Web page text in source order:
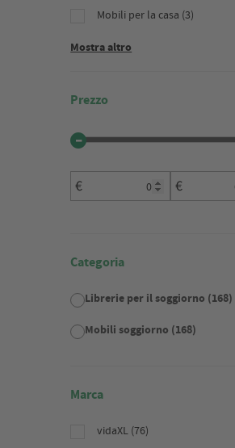
Mobili per la casa (3)
Mostra altro
Prezzo
€ €
Categoria
Librerie per il soggiorno (168)
Mobili soggiorno (168)
Marca
vidaXL (76)